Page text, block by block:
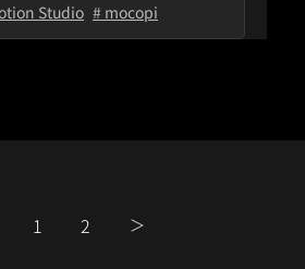
Studio # mocopi
1 2